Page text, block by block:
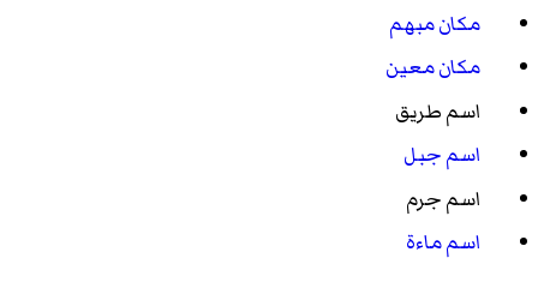
مكان مبهم
مكان معين
اسم طريق
اسم جبل
اسم جرم
اسم ماءة